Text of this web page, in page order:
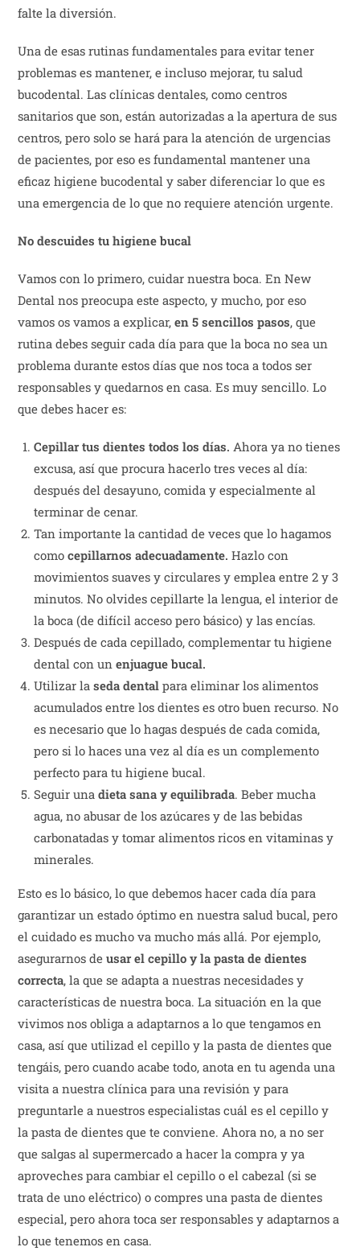
falte la diversión.
Una de esas rutinas fundamentales para evitar tener
problemas es mantener, e incluso mejorar, tu salud
bucodental. Las clínicas dentales, como centros
sanitarios que son, están autorizadas a la apertura de sus
centros, pero solo se hará para la atención de urgencias
de pacientes, por eso es fundamental mantener una
eficaz higiene bucodental y saber diferenciar lo que es
una emergencia de lo que no requiere atención urgente.
No descuides tu higiene bucal
Vamos con lo primero, cuidar nuestra boca. En New
Dental nos preocupa este aspecto, y mucho, por eso
vamos os vamos a explicar,en 5 sencillos pasos, que
rutina debes seguir cada día para que la boca no sea un
problema durante estos días que nos toca a todos ser
responsables y quedarnos en casa. Es muy sencillo. Lo
que debes hacer es:
Cepillar tus dientes todos los días. Ahora ya no tienes
excusa, así que procura hacerlo tres veces al día:
después del desayuno, comida y especialmente al
terminar de cenar.
Tan importante la cantidad de veces que lo hagamos
comocepillarnos adecuadamente. Hazlo con
movimientos suaves y circulares y emplea entre 2 y 3
minutos. No olvides cepillarte la lengua, el interior de
la boca (de difícil acceso pero básico) y las encías.
Después de cada cepillado, complementar tu higiene
dental con unenjuague bucal.
Utilizar laseda dentalpara eliminar los alimentos
acumulados entre los dientes es otro buen recurso. No
es necesario que lo hagas después de cada comida,
pero si lo haces una vez al día es un complemento
perfecto para tu higiene bucal.
Seguir unadieta sana y equilibrada. Beber mucha
agua, no abusar de los azúcares y de las bebidas
carbonatadas y tomar alimentos ricos en vitaminas y
minerales.
Esto es lo básico, lo que debemos hacer cada día para
garantizar un estado óptimo en nuestra salud bucal, pero
el cuidado es mucho va mucho más allá. Por ejemplo,
asegurarnos deusar el cepillo y la pasta de dientes
correcta, la que se adapta a nuestras necesidades y
características de nuestra boca. La situación en la que
vivimos nos obliga a adaptarnos a lo que tengamos en
casa, así que utilizad el cepillo y la pasta de dientes que
tengáis, pero cuando acabe todo, anota en tu agenda una
visita a nuestra clínica para una revisión y para
preguntarle a nuestros especialistas cuál es el cepillo y
la pasta de dientes que te conviene. Ahora no, a no ser
que salgas al supermercado a hacer la compra y ya
aproveches para cambiar el cepillo o el cabezal (si se
trata de uno eléctrico) o compres una pasta de dientes
especial, pero ahora toca ser responsables y adaptarnos a
lo que tenemos en casa.